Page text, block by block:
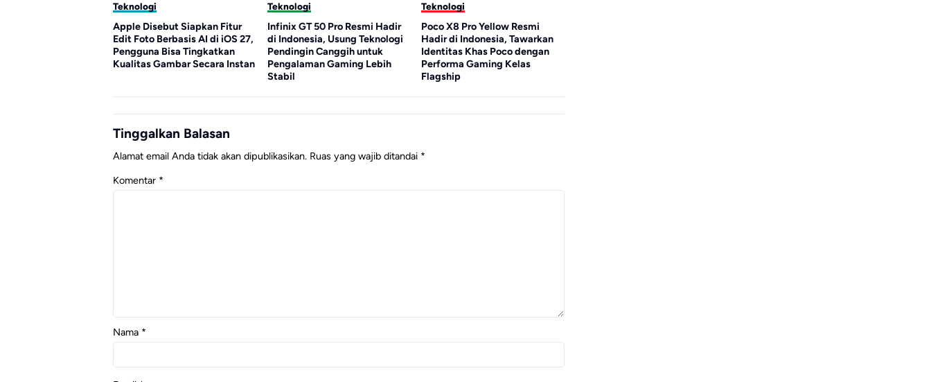
Teknologi
Infinix GT 50 Pro Resmi Hadir
di Indonesia, Usung Teknologi
Pendingin Canggih untuk
Pengalaman Gaming Lebih
Teknologi
Poco X8 Pro Yellow Resmi
Hadir di Indonesia, Tawarkan
Identitas Khas Poco dengan
Performa Gaming Kelas
Flagship
Teknologi
Tren Smartwatch Premium
Dongkrak Pasar Global, Apple
Masih Jadi Penguasa di Awal
2026
Tinggalkan Balasan
Alamat email Anda tidak akan dipublikasikan. Ruas yang wajib ditandai *
Komentar *
Nama *